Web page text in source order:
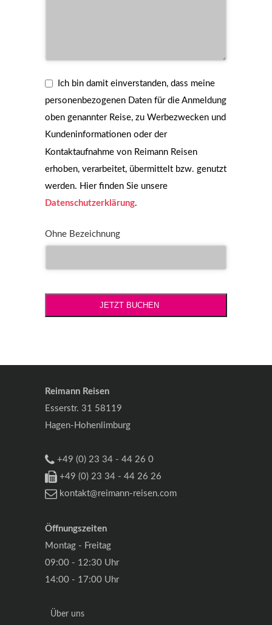
Ich bin damit einverstanden, dass meine
personenbezogenen Daten für die Anmeldung
oben genannter Reise, zu Werbezwecken und
Kundeninformationen oder der
Kontaktaufnahme von Reimann Reisen
erhoben, verarbeitet, übermittelt bzw. genutzt
werden. Hier finden Sie unsere
Datenschutzerklärung.
Ohne Bezeichnung
JETZT BUCHEN
Reimann Reisen
Esserstr. 31 58119
Hagen-Hohenlimburg
+49 (0) 23 34 - 44 26 0
+49 (0) 23 34 - 44 26 26
kontakt@reimann-reisen.com
Öffnungszeiten
Montag - Freitag
09:00 - 12:30 Uhr
14:00 - 17:00 Uhr
Über uns